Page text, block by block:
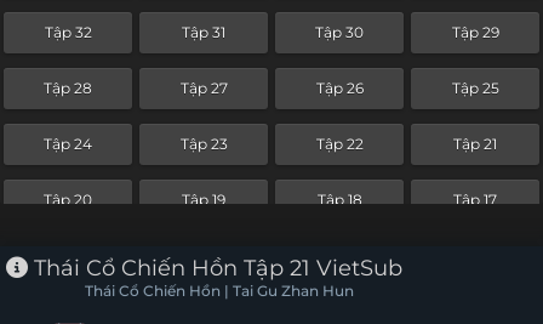
Tập 32 Tập 31 Tập 30 Tập 29
Tập 28 Tập 27 Tập 26 Tập 25
Tập 24 Tập 23 Tập 22 Tập 21
Tập 20 Tập 19 Tập 18 Tập 17
Tập 16 Tập 15 Tập 14
Thái Cổ Chiến Hồn Tập 21 VietSub
Thái Cổ Chiến Hồn | Tai Gu Zhan Hun